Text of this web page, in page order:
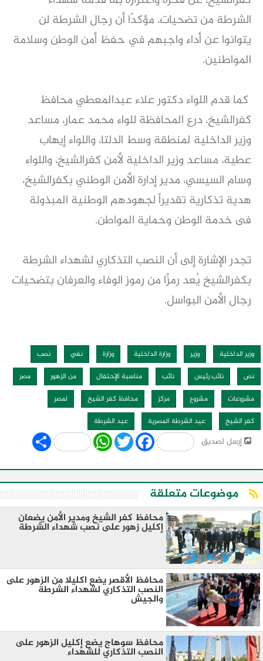
الشرطة من تضحيات، مؤكدًا أن رجال الشرطة لن
يتوانوا عن أداء واجبهم في حفظ أمن الوطن وسلامة
المواطنين.
كما قدم اللواء دكتور علاء عبدالمعطي محافظ
كفرالشيخ، درع المحافظة للواء محمد عمار، مساعد
وزير الداخلية لمنطقة وسط الدلتا، واللواء إيهاب
عطية، مساعد وزير الداخلية لأمن كفرالشيخ، واللواء
وسام السيسي، مدير إدارة الأمن الوطني بكفرالشيخ،
هدية تذكارية تقديراً لجهودهم الوطنية المبذولة
فى خدمة الوطن وحماية المواطن.
تجدر الإشارة إلى أن النصب التذكاري لشهداء الشرطة
بكفرالشيخ يُعد رمزًا من رموز الوفاء والعرفان بتضحيات
رجال الأمن البواسل.
وزير الداخلية وزير وزارة الداخلية وزارة نفي
نصب
نص
نائب رئيس نائب مناسبة الإحتفال من الزهور
مصر
مشروعات
مشروع مركز محافظ كفر الشيخ
لمصر
كفر الشيخ
عيد الشرطة المصرية عيد الشرطة
إرسل لصديق Share WhatsApp
Twitter Facebook
موضوعات متعلقة
محافظ كفر الشيخ ومدير الأمن يضعان
إكليل زهور على نصب شهداء الشرطة
محافظ الأقصر يضع اكليلا من الزهور على
النصب التذكاري لشهداء الشرطة
والجيش
محافظ سوهاج يضع إكليل الزهور على
النصب التذكاري للشهداء